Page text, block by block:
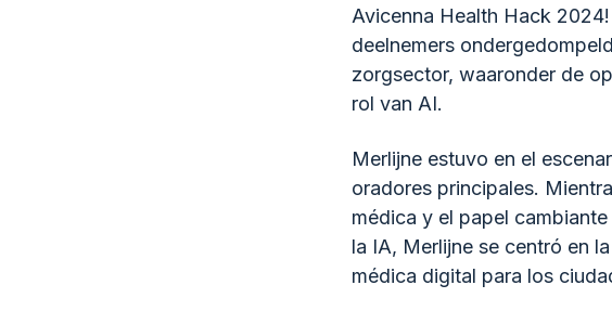
Avicenna Health Hack
deelnemers
zorgsector, waaronder de
rol van AI.
Merlijne estuvo en el
oradores principales.
médica y el papel
la IA, Merlijne se centró en
médica digital para los